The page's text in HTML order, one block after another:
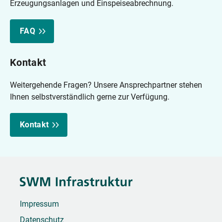
Wechselrichterleistung bis 800 VA.
Erzeugungsanlagen und Einspeiseabrechnung.
FAQ
Kontakt
Weitergehende Fragen? Unsere Ansprechpartner stehen
Ihnen selbstverständlich gerne zur Verfügung.
Kontakt
Impressum
Datenschutz